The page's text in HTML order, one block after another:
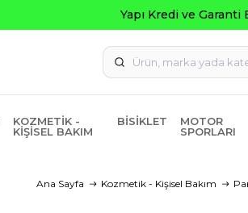
Yapı Kredi ve Garanti
KOZMETIK -
KIŞISEL BAKIM
BISIKLET
MOTOR
SPORLARI
Ana Sayfa Kozmetik - Kişisel Bakım